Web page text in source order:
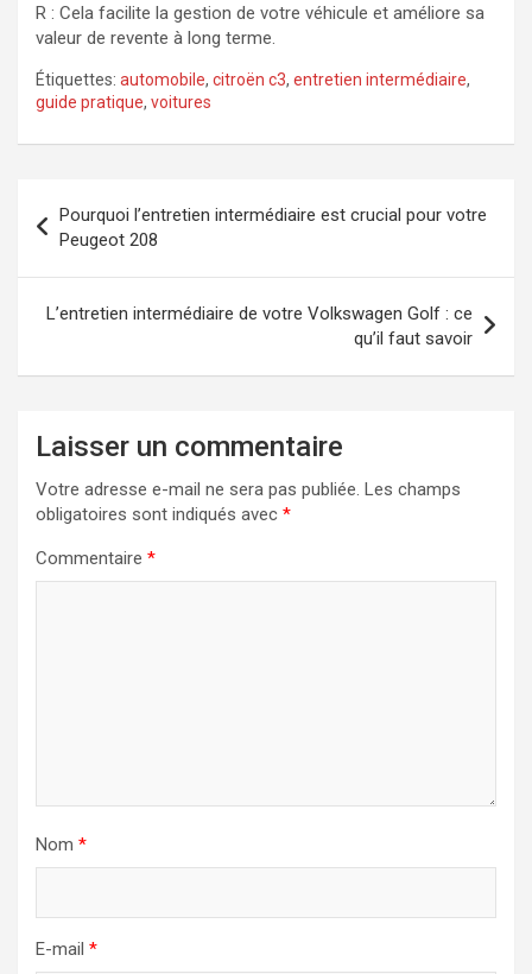
R : Cela facilite la gestion de votre véhicule et améliore sa
valeur de revente à long terme.
Étiquettes: automobile, citroën c3, entretien intermédiaire,
guide pratique, voitures
de
l’article
Pourquoi l’entretien intermédiaire est crucial pour votre
Peugeot 208
L’entretien intermédiaire de votre Volkswagen Golf : ce
qu’il faut savoir
Laisser un commentaire
Votre adresse e-mail ne sera pas publiée. Les champs
obligatoires sont indiqués avec *
Commentaire *
Nom *
E-mail *